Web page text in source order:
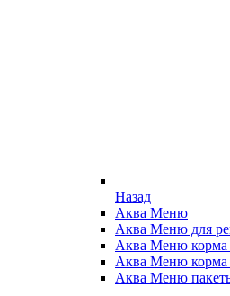
Назад
Аква Меню
Аква Меню для
Аква Меню корма
Аква Меню корма
Аква Меню